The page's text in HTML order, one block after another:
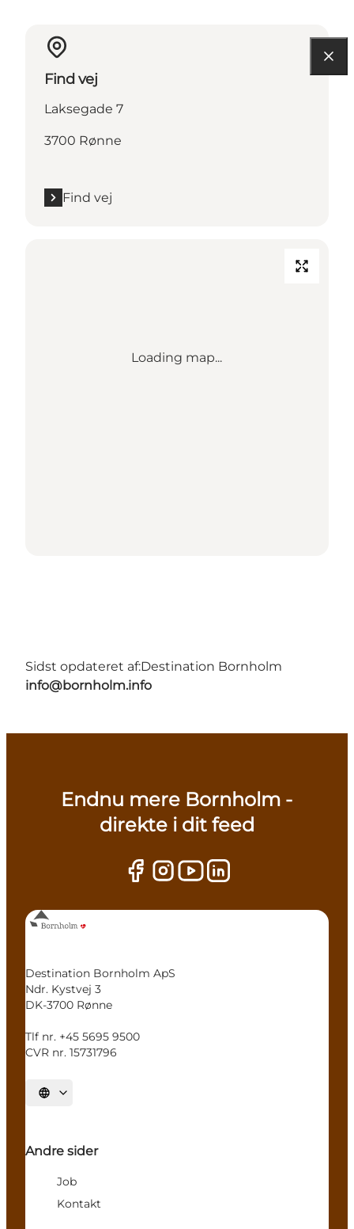
Find vej
Laksegade 7
3700 Rønne
Find vej
Loading map...
Sidst opdateret af:Destination Bornholm
info@bornholm.info
Endnu mere Bornholm -
direkte i dit feed
Destination Bornholm ApS
Ndr. Kystvej 3
DK-3700 Rønne
Tlf nr. +45 5695 9500
CVR nr. 15731796
Vælg sprog
Andre sider
Job
Kontakt